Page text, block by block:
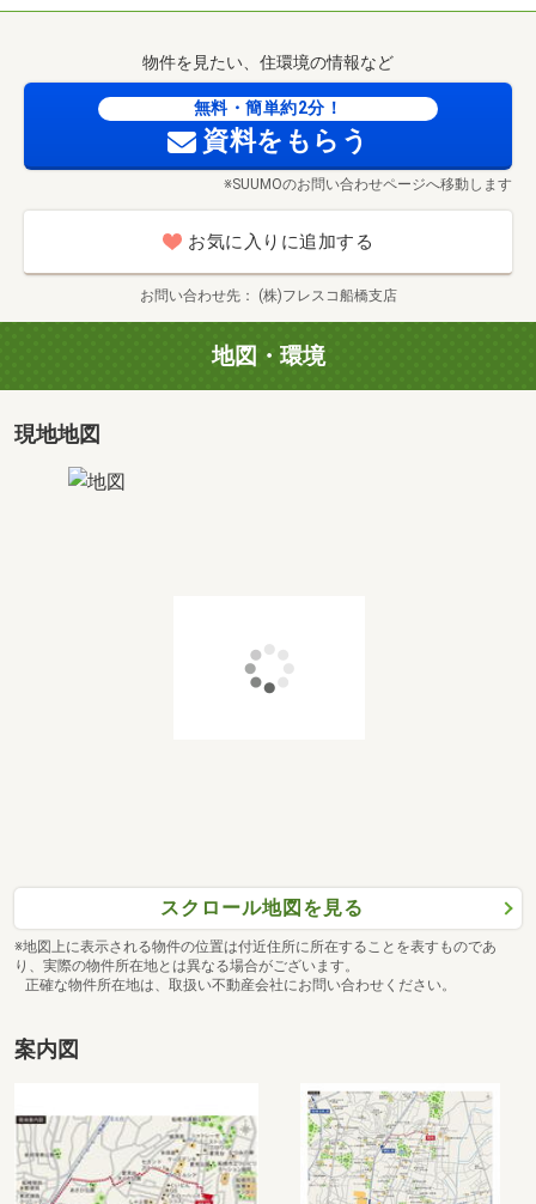
現**
あったかく快適な住まい**
◆**安心のアフターサポート体制・保証についてもご説明
物件を見たい、住環境の情報など
無料・簡単約2分！
資料をもらう
※SUUMOのお問い合わせページへ移動します
お気に入りに追加する
お問い合わせ先 (株)フレスコ船橋支店
地図・環境
現地地図
スクロール地図を見る
※地図上に表示される物件の位置は付近住所に所在することを表すものであ
り、実際の物件所在地とは異なる場合がございます。
正確な物件所在地は、取扱い不動産会社にお問い合わせください。
案内図